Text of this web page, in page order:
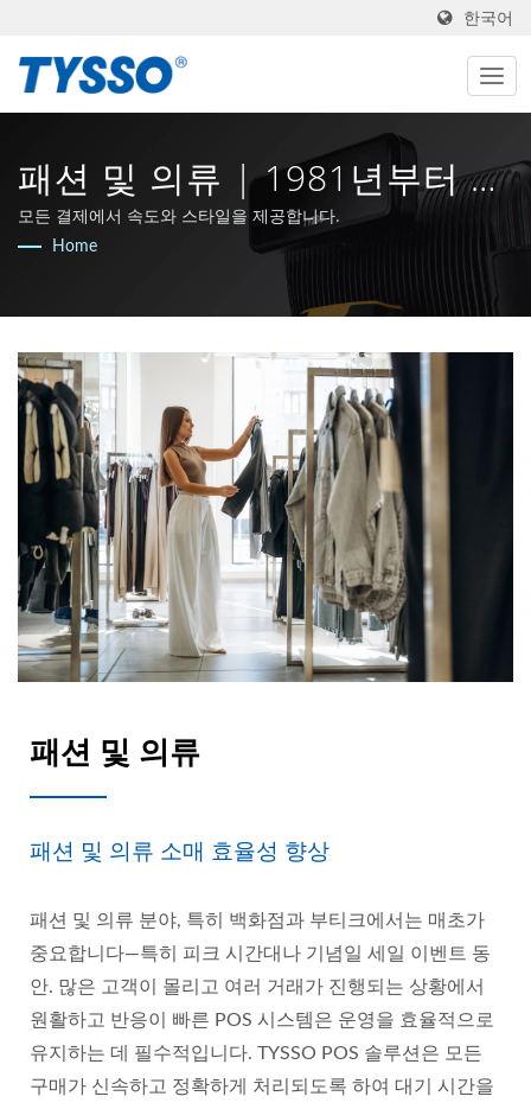
한국어
패션 및 의류 | 1981년부터 대
만 AIDC 및 POS 제조업체 |
모든 결제에서 속도와 스타일을 제공합니다.
Home
패션 및 의류
패션 및 의류 소매 효율성 향상
패션 및 의류 분야, 특히 백화점과 부티크에서는 매초가
중요합니다—특히 피크 시간대나 기념일 세일 이벤트 동
안. 많은 고객이 몰리고 여러 거래가 진행되는 상황에서
원활하고 반응이 빠른 POS 시스템은 운영을 효율적으로
유지하는 데 필수적입니다. TYSSO POS 솔루션은 모든
구매가 신속하고 정확하게 처리되도록 하여 대기 시간을